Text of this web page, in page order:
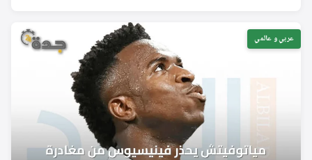
عربي و عالمي